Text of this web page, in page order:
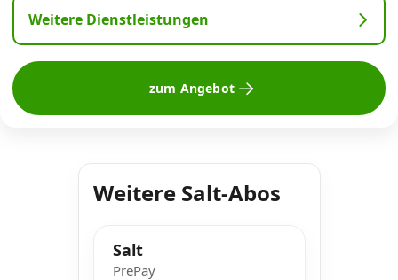
Weitere Dienstleistungen
zum Angebot
Weitere Salt-Abos
Salt
PrePay